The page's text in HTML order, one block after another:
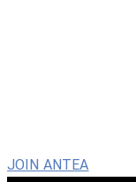
JOIN ANTEA